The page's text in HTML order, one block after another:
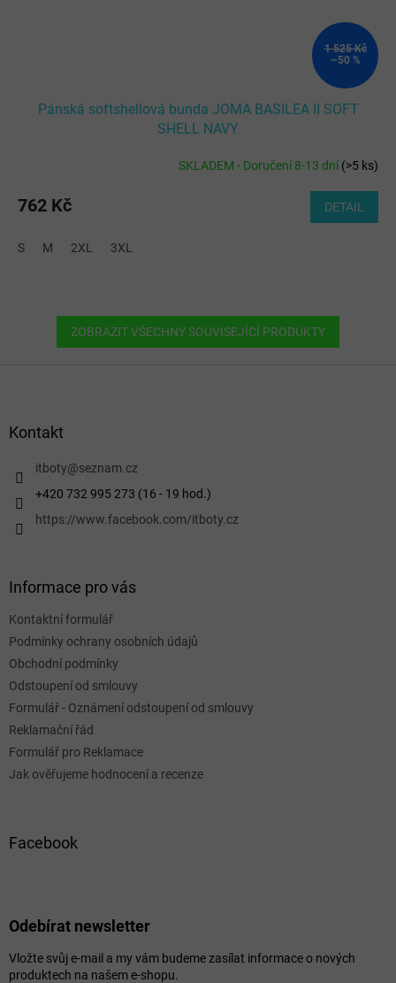
1 525 Kč
–50 %
Pánská softshellová bunda JOMA BASILEA II SOFT
SHELL NAVY
SKLADEM - Doručení 8-13 dní(>5 ks)
762 Kč DETAIL
S M 2XL 3XL
ZOBRAZIT VŠECHNY SOUVISEJÍCÍ PRODUKTY
Kontakt
itboty@seznam.cz
+420 732 995 273 (16 - 19 hod.)
https://www.facebook.com/itboty.cz
Informace pro vás
Kontaktní formulář
Podmínky ochrany osobních údajů
Obchodní podmínky
Odstoupení od smlouvy
Formulář - Oznámení odstoupení od smlouvy
Reklamační řád
Formulář pro Reklamace
Jak ověřujeme hodnocení a recenze
Facebook
Odebírat newsletter
Vložte svůj e-mail a my vám budeme zasílat informace o nových
produktech na našem e-shopu.